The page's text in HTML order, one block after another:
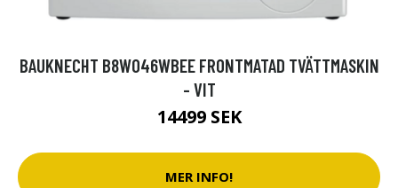
BAUKNECHT B8W046WBEE FRONTMATAD TVÄTTMASKIN
- VIT
14499 SEK
MER INFO!